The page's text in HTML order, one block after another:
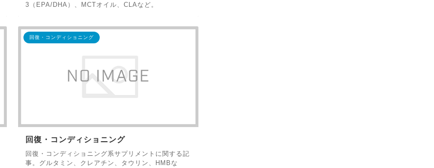
3（EPA/DHA）、MCTオイル、CLAなど。
回復・コンディショニング
回復・コンディショニング
回復・コンディショニング系サプリメントに関する記
事。グルタミン、クレアチン、タウリン、HMBな